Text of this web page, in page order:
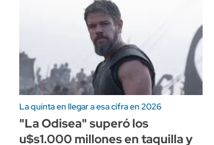
La quinta en llegar a esa cifra en 2026
"La Odisea" superó los
u$s1.000 millones en taquilla y